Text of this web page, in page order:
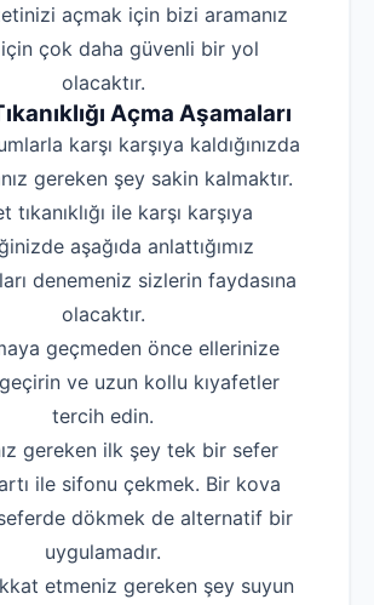
açmak için bizi aramanız
çok daha güvenli bir yol
olacaktır.
Açma Aşamaları
karşı karşıya kaldığınızda
gereken şey sakin kalmaktır.
tıkanıklığı ile karşı karşıya
aşağıda anlattığımız
denemeniz sizlerin faydasına
olacaktır.
geçmeden önce ellerinize
ve uzun kollu kıyafetler
tercih edin.
gereken ilk şey tek bir sefer
ile sifonu çekmek. Bir kova
dökmek de alternatif bir
uygulamadır.
etmeniz gereken şey suyun